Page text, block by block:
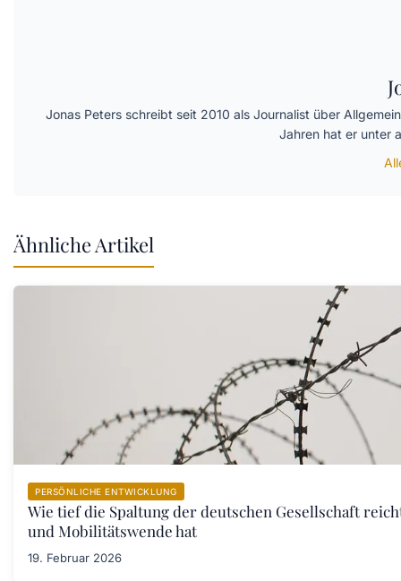
Jonas Peters schreibt seit 2010 als Journalist über
Jahren hat er unter
Ähnliche Artikel
PERSÖNLICHE ENTWICKLUNG
Wie tief die Spaltung der deutschen Gesellschaft
und Mobilitätswende hat
19. Februar 2026